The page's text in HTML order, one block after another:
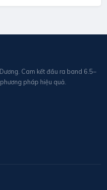
Cam kết đầu ra band 6.5–
pháp hiệu quả.